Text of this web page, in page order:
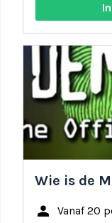
Wie is de
person Vanaf 20